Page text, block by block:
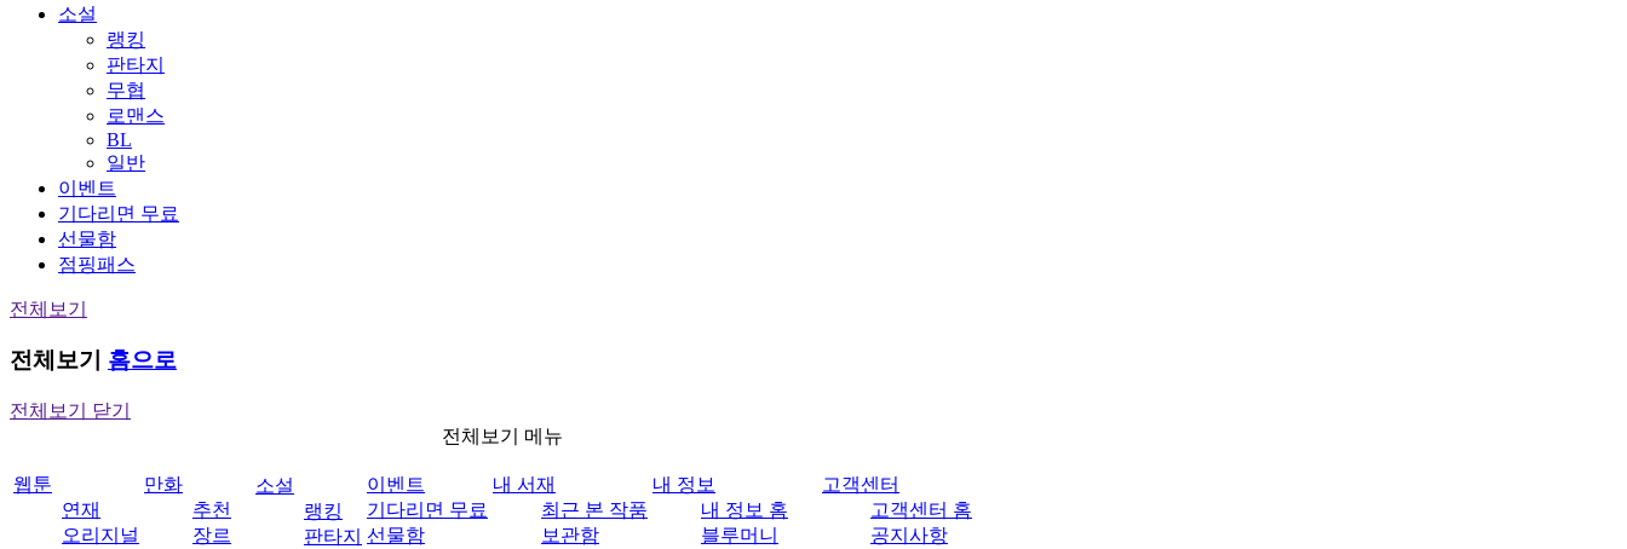
소설
랭킹
판타지
무협
로맨스
BL
일반
이벤트
기다리면 무료
선물함
점핑패스
전체보기
전체보기 홈으로
전체보기 닫기
전체보기 메뉴
웹툰
연재
오리지널
만화
추천
장르
소설
랭킹
판타지
이벤트
기다리면 무료
선물함
내 서재
최근 본 작품
보관함
내 정보
내 정보 홈
블루머니
고객센터
고객센터 홈
공지사항